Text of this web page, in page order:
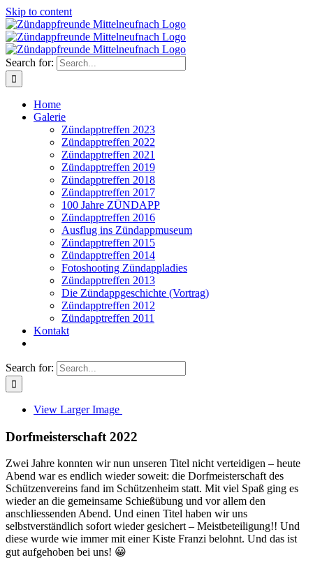
Skip to content
Search for:
Home
Galerie
Zündapptreffen 2023
Zündapptreffen 2022
Zündapptreffen 2021
Zündapptreffen 2019
Zündapptreffen 2018
Zündapptreffen 2017
100 Jahre ZÜNDAPP
Zündapptreffen 2016
Ausflug ins Zündappmuseum
Zündapptreffen 2015
Zündapptreffen 2014
Fotoshooting Zündappladies
Zündapptreffen 2013
Die Zündappgeschichte (Vortrag)
Zündapptreffen 2012
Zündapptreffen 2011
Kontakt
Search for:
View Larger Image
Dorfmeisterschaft 2022
Zwei Jahre konnten wir nun unseren Titel nicht verteidigen – heute
Abend war es endlich wieder soweit: die Dorfmeisterschaft des
Schützenvereins fand im Schützenheim statt. Mit viel Spaß ging es
wieder an die gemeinsame Schießübung und vor allem den
anschliessenden Abend. Und einen Titel haben wir uns
selbstverständlich sofort wieder gesichert – Meistbeteiligung!! Und
diese wurde wie immer mit einer Kiste Franzi belohnt. Und das ist
gut aufgehoben bei uns! 😀